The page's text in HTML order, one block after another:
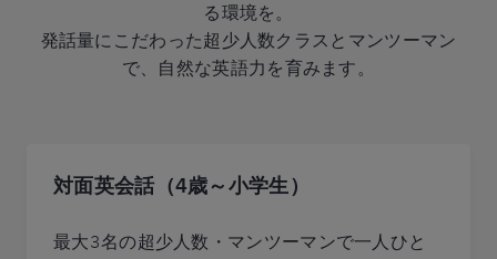
る環境を。
発話量にこだわった超少人数クラスとマンツーマン
で、自然な英語力を育みます。
対面英会話（4歳～小学生）
最大3名の超少人数・マンツーマンで一人ひと